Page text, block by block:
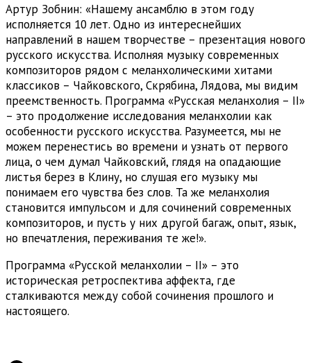
Артур Зобнин: «Нашему ансамблю в этом году
исполняется 10 лет. Одно из интереснейших
направлений в нашем творчестве – презентация нового
русского искусства. Исполняя музыку современных
композиторов рядом с меланхолическими хитами
классиков – Чайковского, Скрябина, Лядова, мы видим
преемственность. Программа «Русская меланхолия – II»
– это продолжение исследования меланхолии как
особенности русского искусства. Разумеется, мы не
можем перенестись во времени и узнать от первого
лица, о чем думал Чайковский, глядя на опадающие
листья берез в Клину, но слушая его музыку мы
понимаем его чувства без слов. Та же меланхолия
становится импульсом и для сочинений современных
композиторов, и пусть у них другой багаж, опыт, язык,
но впечатления, переживания те же!».
Программа «Русской меланхолии – II» – это
историческая ретроспектива аффекта, где
сталкиваются между собой сочинения прошлого и
настоящего.